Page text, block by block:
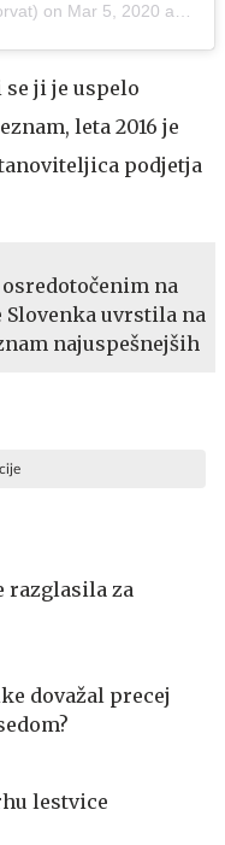
on Mar 5, 2020 at 3:24am PST
se ji je uspelo
leta 2016 je
podjetja
na
Slovenka uvrstila na
najuspešnejših
razglasila za
dovažal precej
lestvice